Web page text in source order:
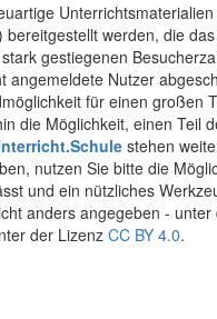
Unterrichtsmaterialien
werden, die
gestiegenen
angemeldete Nutzer
für einen großen
die Möglichkeit, einen Teil
stehen
nutzen Sie bitte die
und ein nützliches
anders angegeben - unter
der Lizenz CC BY 4.0.